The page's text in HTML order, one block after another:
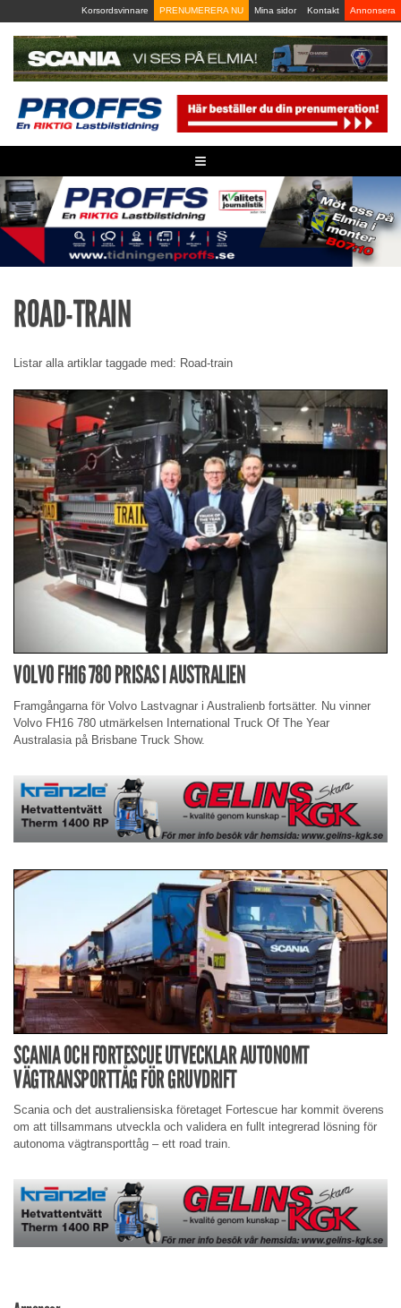
to
content
Korsordsvinnare PRENUMERERA NU Mina sidor Kontakt Annonsera
≡
ROAD-TRAIN
Listar alla artiklar taggade med: Road-train
VOLVO FH16 780 PRISAS I AUSTRALIEN
Framgångarna för Volvo Lastvagnar i Australienb fortsätter. Nu vinner
Volvo FH16 780 utmärkelsen International Truck Of The Year
Australasia på Brisbane Truck Show.
SCANIA OCH FORTESCUE UTVECKLAR AUTONOMT
VÄGTRANSPORTTÅG FÖR GRUVDRIFT
Scania och det australiensiska företaget Fortescue har kommit överens
om att tillsammans utveckla och validera en fullt integrerad lösning för
autonoma vägtransporttåg – ett road train.